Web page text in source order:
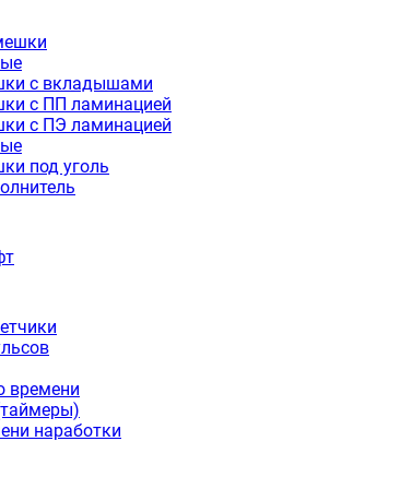
асинхронные трёхфазные с тормозом
асинхронные трёхфазные взрывозащищенные
электродвигатели INNORED
INNORED
независимая вентиляция INNOVARI
цилиндрические редукторы INNORED
редукторы INNORED в квадратном
редукторы INNORED
редукторы INNORED MC
с вкладышами
с ПП ламинацией
с ПЭ ламинацией
под уголь
времени
наработки